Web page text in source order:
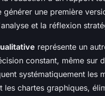
générer une première
et la réflexion
représente un
constant, même sur
systématiquement les
les chartes graphiques,